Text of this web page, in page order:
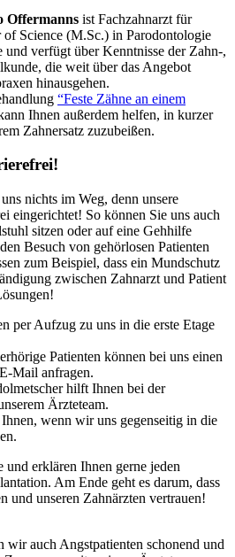
Offermanns ist Fachzahnarzt für
Science (M.Sc.) in Parodontologie
und verfügt über Kenntnisse der Zahn-,
die weit über das Angebot
hinausgehen.
“Feste Zähne an einem
Ihnen außerdem helfen, in kurzer
Zahnersatz zuzubeißen.
nichts im Weg, denn unsere
eingerichtet! So können Sie uns auch
sitzen oder auf eine Gehhilfe
Besuch von gehörlosen Patienten
zum Beispiel, dass ein Mundschutz
zwischen Zahnarzt und Patient
per Aufzug zu uns in die erste Etage
Patienten können bei uns einen
Mail anfragen.
hilft Ihnen bei der
Ärzteteam.
wenn wir uns gegenseitig in die
erklären Ihnen gerne jeden
Am Ende geht es darum, dass
und unseren Zahnärzten vertrauen!
wir auch Angstpatienten schonend und